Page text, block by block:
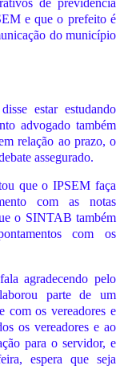
e que o prefeito é
do município
estar estudando
advogado também
relação ao prazo, o
assegurado.
que o IPSEM faça
com as notas
o SINTAB também
com os
agradecendo pelo
parte de um
com os vereadores e
os vereadores e ao
para o servidor, e
espera que seja